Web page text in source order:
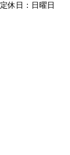
定休日：日曜日